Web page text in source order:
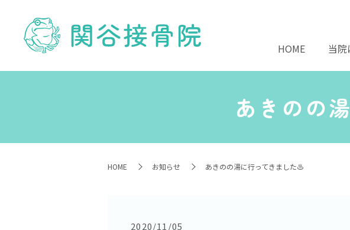
HOME 当院
あきのの
HOME お知らせ あきのの湯に行ってきました♨️
2020/11/05